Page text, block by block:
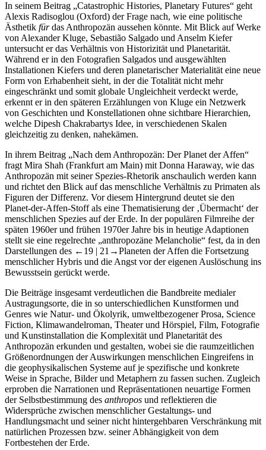
Alexis Radisoglou (Oxford) der Frage nach, wie eine politische
Ästhetikfürdas Anthropozän aussehen könnte. Mit Blick auf Werke
von Alexander Kluge, Sebastião Salgado und Anselm Kiefer
untersucht er das Verhältnis von Historizität und Planetarität.
Während er in den Fotografien Salgados und ausgewählten
Installationen Kiefers und deren planetarischer Materialität eine neue
Form von Erhabenheit sieht, in der die Totalität nicht mehr
eingeschränkt und somit globale Ungleichheit verdeckt werde,
erkennt er in den späteren Erzählungen von Kluge ein Netzwerk
von Geschichten und Konstellationen ohne sichtbare Hierarchien,
welche Dipesh Chakrabartys Idee, in verschiedenen Skalen
gleichzeitig zu denken, nahekämen.
fragt Mira Shah (Frankfurt am Main) mit Donna Haraway, wie das
Anthropozän mit seiner Spezies-Rhetorik anschaulich werden kann
und richtet den Blick auf das menschliche Verhältnis zu Primaten als
Figuren der Differenz. Vor diesem Hintergrund deutet sie den
Planet-der-Affen-Stoff als eine Thematisierung der ‚Übermacht‘ der
menschlichen Spezies auf der Erde. In der populären Filmreihe der
späten 1960er und frühen 1970er Jahre bis in heutige Adaptionen
stellt sie eine regelrechte „anthropozäne Melancholie“ fest, da in den
Darstellungen des←19 | 21→Planeten der Affen die Fortsetzung
menschlicher Hybris und die Angst vor der eigenen Auslöschung ins
Bewusstsein gerückt werde.
Austragungsorte, die in so unterschiedlichen Kunstformen und
Genres wie Natur- und Ökolyrik, umweltbezogener Prosa, Science
Fiction, Klimawandelroman, Theater und Hörspiel, Film, Fotografie
und Kunstinstallation die Komplexität und Planetarität des
Anthropozän erkunden und gestalten, wobei sie die raumzeitlichen
Größenordnungen der Auswirkungen menschlichen Eingreifens in
die geophysikalischen Systeme auf je spezifische und konkrete
Weise in Sprache, Bilder und Metaphern zu fassen suchen. Zugleich
erproben die Narrationen und Repräsentationen neuartige Formen
der Selbstbestimmung desanthroposund reflektieren die
Widersprüche zwischen menschlicher Gestaltungs- und
Handlungsmacht und seiner nicht hintergehbaren Verschränkung mit
natürlichen Prozessen bzw. seiner Abhängigkeit von dem
Fortbestehen der Erde.